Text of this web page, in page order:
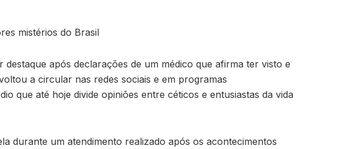
mistérios do Brasil
após declarações de um médico que afirma ter visto e
a circular nas redes sociais e em programas
que até hoje divide opiniões entre céticos e entusiastas da vida
durante um atendimento realizado após os acontecimentos